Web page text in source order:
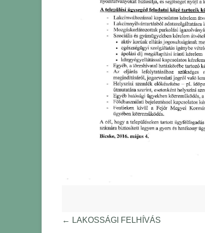
← LAKOSSÁGI FELHÍVÁS